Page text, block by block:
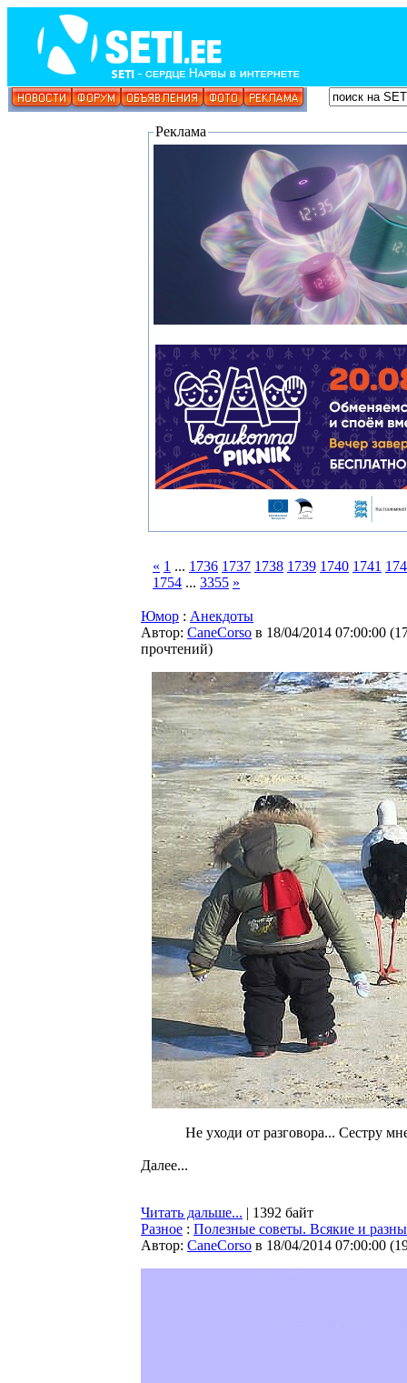
Реклама
« 1 ... 1736 1737 1738 1739 1740 1741
1754 ... 3355 »
Юмор : Анекдоты
Автор: CaneCorso в 18/04/2014 07:00:00 (
прочтений)
Не уходи от разговора... Сестру
Далее...
Читать дальше... | 1392 байт
Разное : Полезные советы. Всякие и
Автор: CaneCorso в 18/04/2014 07:00:00 (